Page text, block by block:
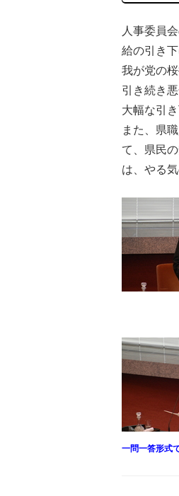
人事委員
給の引き
我が党の
引き続き
大幅な引
また、県
て、県民
は、やる
一問一答形式